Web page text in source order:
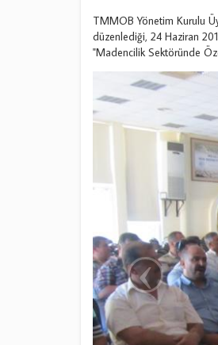
TMMOB Yönetim Kurulu
düzenlediği, 24 Haziran
"Madencilik Sektöründe
‹